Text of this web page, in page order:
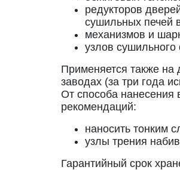
редукторов
сушильных печей
механизмов и
узлов сушильного
Применяется также на
заводах (за три года
От способа нанесения
рекомендаций:
наносить тонким
узлы трения
Гарантийный срок